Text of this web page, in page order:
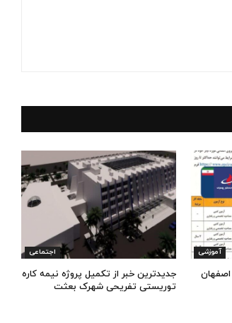
آموزشی اجتماعی
جدیدترین خبر از تکمیل پروژه نیمه کاره
توریستی تفریحی شهرک بعثت